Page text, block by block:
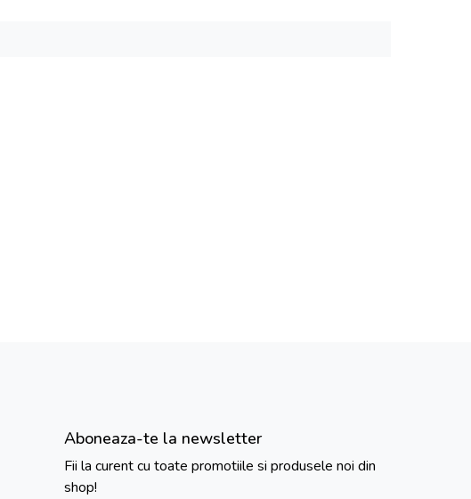
Aboneaza-te la newsletter
Fii la curent cu toate promotiile si produsele noi din
shop!